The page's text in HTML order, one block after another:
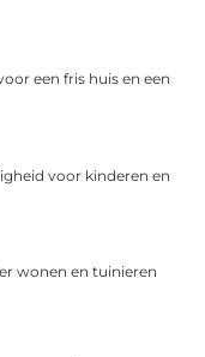
een fris huis en een
voor kinderen en
wonen en tuinieren